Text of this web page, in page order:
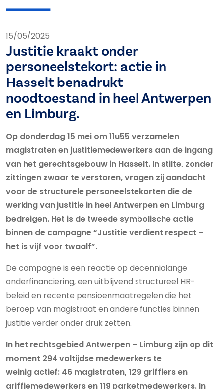
15/05/2025
Justitie kraakt onder
personeelstekort: actie in
Hasselt benadrukt
noodtoestand in heel Antwerpen
en Limburg.
Op donderdag 15 mei om 11u55 verzamelen
magistraten en justitiemedewerkers aan de ingang
van het gerechtsgebouw in Hasselt. In stilte, zonder
zittingen zwaar te verstoren, vragen zij aandacht
voor de structurele personeelstekorten die de
werking van justitie in heel Antwerpen en Limburg
bedreigen. Het is de tweede symbolische actie
binnen de campagne “Justitie verdient respect –
het is vijf voor twaalf”.
De campagne is een reactie op decennialange
onderfinanciering, een uitblijvend structureel HR-
beleid en recente pensioenmaatregelen die het
beroep van magistraat en andere functies binnen
justitie verder onder druk zetten.
In het rechtsgebied Antwerpen – Limburg zijn op dit
moment 294 voltijdse medewerkers te
weinig actief: 46 magistraten, 129 griffiers en
griffiemedewerkers en 119 parketmedewerkers. In